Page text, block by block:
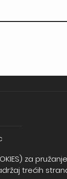
za
trećih